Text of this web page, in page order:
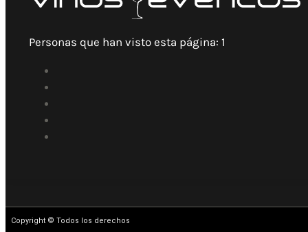
Personas que han visto esta página: 1
Copyright © Todos los derechos